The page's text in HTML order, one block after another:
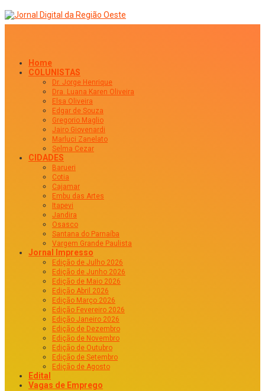
Home
COLUNISTAS
Dr. Jorge Henrique
Dra. Luana Karen Oliveira
Elsa Oliveira
Edgar de Souza
Gregorio Maglio
Jairo Giovenardi
Marluci Zanelato
Selma Cezar
CIDADES
Barueri
Cotia
Cajamar
Embu das Artes
Itapevi
Jandira
Osasco
Santana do Parnaíba
Vargem Grande Paulista
Jornal Impresso
Edição de Julho 2026
Edição de Junho 2026
Edição de Maio 2026
Edição Abril 2026
Edição Março 2026
Edição Fevereiro 2026
Edição Janeiro 2026
Edição de Dezembro
Edição de Novembro
Edição de Outubro
Edição de Setembro
Edição de Agosto
Edital
Vagas de Emprego